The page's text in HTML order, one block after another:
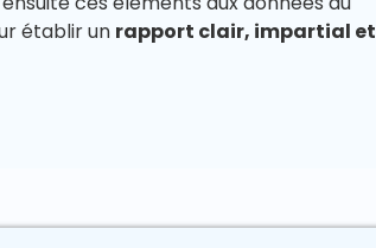
établir un rapport clair, impartial et